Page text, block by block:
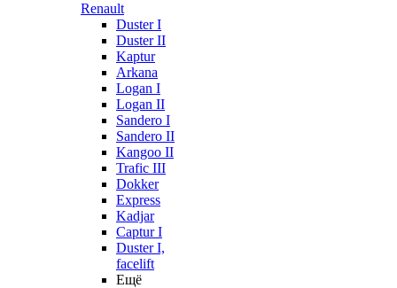
Renault
Duster I
Duster II
Kaptur
Arkana
Logan I
Logan II
Sandero I
Sandero II
Kangoo II
Trafic III
Dokker
Express
Kadjar
Captur I
Duster I,
facelift
Ещё